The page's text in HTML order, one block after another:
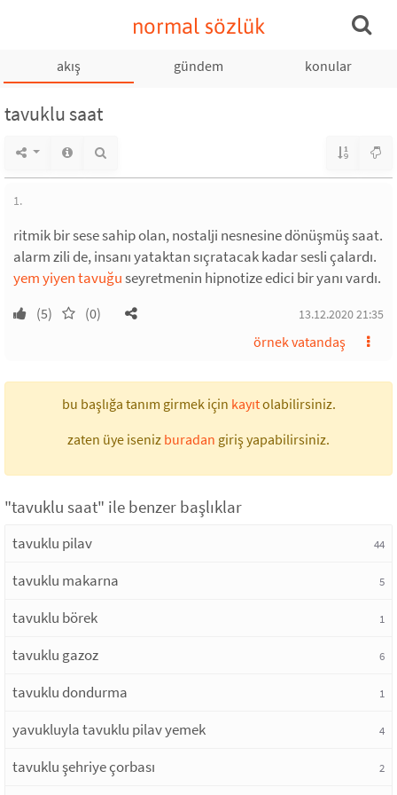
normal sözlük
akış gündem konular
tavuklu saat
1.
ritmik bir sese sahip olan, nostalji nesnesine dönüşmüş saat.
alarm zili de, insanı yataktan sıçratacak kadar sesli çalardı.
yem yiyen tavuğuseyretmenin hipnotize edici bir yanı vardı.
(5) (0) 13.12.2020 21:35
örnek vatandaş
bu başlığa tanım girmek için kayıtolabilirsiniz.
zaten üye iseniz buradan giriş yapabilirsiniz.
"tavuklu saat" ile benzer başlıklar
tavuklu pilav 44
tavuklu makarna 5
tavuklu börek 1
tavuklu gazoz 6
tavuklu dondurma 1
yavukluyla tavuklu pilav yemek 4
tavuklu şehriye çorbası 2